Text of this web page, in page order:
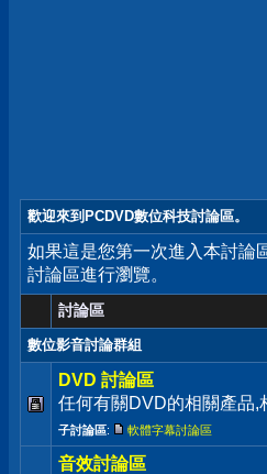
歡迎來到PCDVD數位科技討論區。
如果這是您第一次進入本討論
討論區進行瀏覽。
討論區
數位影音討論群組
DVD 討論區
任何有關DVD的相關產品,
子討論區: 軟體字幕討論區
音效討論區